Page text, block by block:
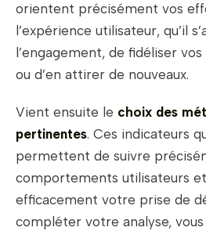
orientent précisément vos
l’expérience utilisateur, qu’il
l’engagement, de fidéliser
ou d’en attirer de nouveaux.
Vient ensuite le choix des
pertinentes. Ces indicateurs
permettent de suivre
comportements utilisateurs
efficacement votre prise de
compléter votre analyse,